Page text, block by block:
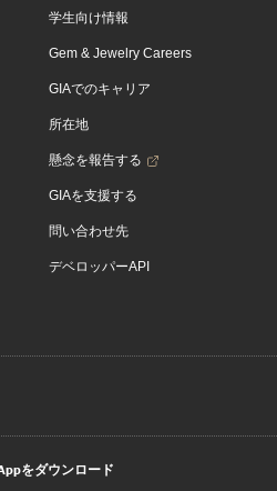
学生向け情報
Gem & Jewelry Careers
GIAでのキャリア
所在地
懸念を報告する
GIAを支援する
問い合わせ先
デベロッパーAPI
をダウンロード